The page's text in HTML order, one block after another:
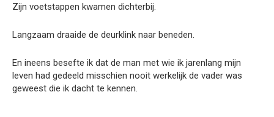
Zijn voetstappen kwamen dichterbij.
Langzaam draaide de deurklink naar beneden.
En ineens besefte ik dat de man met wie ik jarenlang mijn
leven had gedeeld misschien nooit werkelijk de vader was
geweest die ik dacht te kennen.